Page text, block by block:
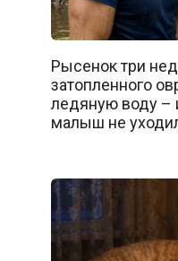
Рысенок три
затопленного
ледяную воду –
малыш не